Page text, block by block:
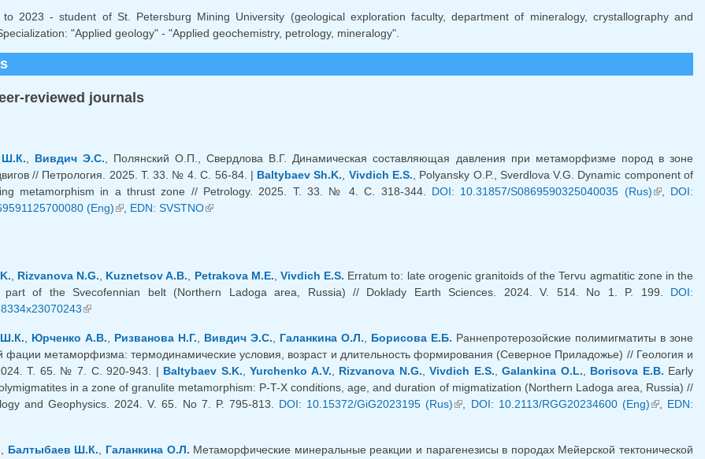
2023 - student of St. Petersburg Mining University (geological exploration faculty, department of mineralogy, crystallography and
"Applied geology" - "Applied geochemistry, petrology, mineralogy".
reviewed journals
Ш.К., Вивдич Э.С., Полянский О.П., Свердлова В.Г. Динамическая составляющая давления при метаморфизме пород в зоне
// Петрология. 2025. Т. 33. № 4. С. 56-84. | Baltybaev Sh.K., Vivdich E.S., Polyansky O.P., Sverdlova V.G. Dynamic component of
metamorphism in a thrust zone // Petrology. 2025. Т. 33. № 4. С. 318-344. DOI: 10.31857/S0869590325040035 (Rus)(link is
, DOI:
(Eng)(link is external)
, EDN: SVSTNO(link is external)
Rizvanova N.G. Kuznetsov A.B. Petrakova M.E. Vivdich E.S. Erratum to: late orogenic granitoids of the Tervu agmatitic zone in the
part of the Svecofennian belt (Northern Ladoga area, Russia) // Doklady Earth Sciences. 2024. V. 514. No 1. P. 199. DOI:
(link is external)
Юрченко А.В. Ризванова Н.Г. Вивдич Э.С. Галанкина О.Л. Борисова Е.Б. Раннепротерозойские полимигматиты в зоне
фации метаморфизма: термодинамические условия, возраст и длительность формирования (Северное Приладожье) // Геология и
Т. 65. № 7. С. 920-943. | Baltybaev S.K. ,Yurchenko A.V. Rizvanova N.G. ,Vivdich E.S. ,Galankina O.L. Borisova E.B. Early
in a zone of granulite metamorphism: P-T-X conditions, age, and duration of migmatization (Northern Ladoga area, Russia) //
and Geophysics. 2024. V. 65. No 7. P. 795-813. DOI: 10.15372/GiG2023195 (Rus)(link is external)
DOI: 10.2113/RGG20234600 (Eng)(link is
, EDN:
external)
Балтыбаев Ш.К. Галанкина О.Л. Метаморфические минеральные реакции и парагенезисы в породах Мейерской тектонической